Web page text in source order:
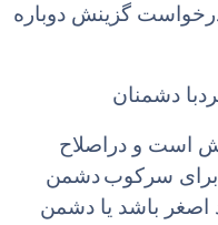
گزینش دوباره
دشمنان
است و دراصلاح
برای سرکوبدشمن
اصغر باشد یا دشمن